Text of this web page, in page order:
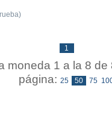
1
moneda 1 a la
página: 25 50 75